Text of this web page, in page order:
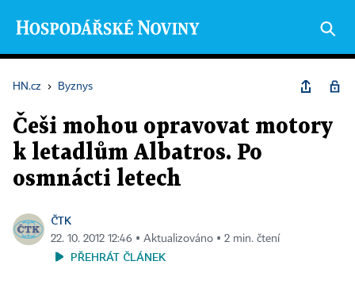
HN.cz › Byznys
Češi mohou opravovat motory
k letadlům Albatros. Po
osmnácti letech
ČTK
22. 10. 2012 12:46 ▪ Aktualizováno ▪ 2 min. čtení
PŘEHRÁT ČLÁNEK